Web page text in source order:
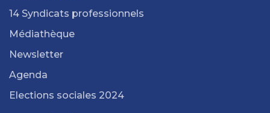
14 Syndicats professionnels
Médiathèque
Newsletter
Agenda
Elections sociales 2024